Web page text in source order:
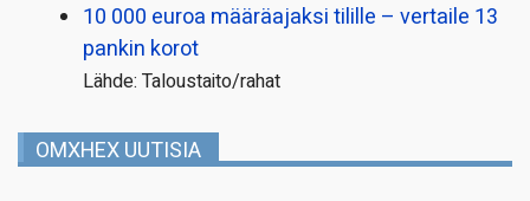
10 000 euroa määräajaksi tilille – vertaile 13
pankin korot
Lähde: Taloustaito/rahat
OMXHEX UUTISIA